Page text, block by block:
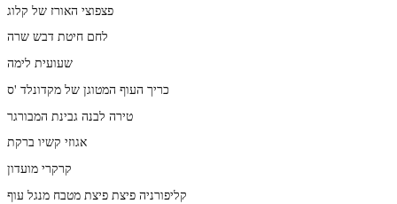
פצפוצי האורז של קלוג
לחם חיטת דבש שרה
שעועית לימה
כריך העוף המטוגן של מקדונלד 'ס
טירה לבנה גבינת המבורגר
אגוזי קשיו ברקת
קרקרי מועדון
קליפורניה פיצת פיצת מטבח מנגל עוף